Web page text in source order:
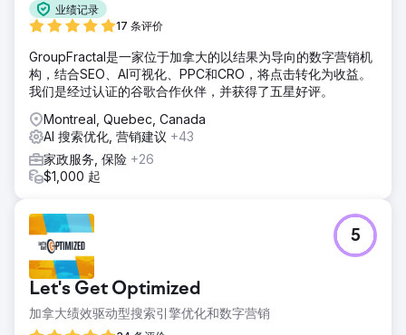
业绩记录
17 条评价
GroupFractal是一家位于加拿大的以结果为导向的数字营销机
构，结合SEO、AI可视化、PPC和CRO，将点击转化为收益。
我们是经过认证的谷歌合作伙伴，并获得了五星好评。
Montreal, Quebec, Canada
AI 搜索优化, 营销建议 +43
家政服务, 保险 +26
$1,000 起
Let's Get Optimized
加拿大绩效驱动型搜索引擎优化和数字营销
5